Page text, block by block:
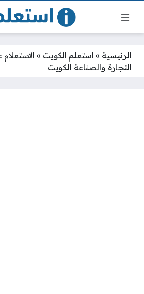
الرئيسية » استعلم الكويت »
التجارة والصناعة الكويت